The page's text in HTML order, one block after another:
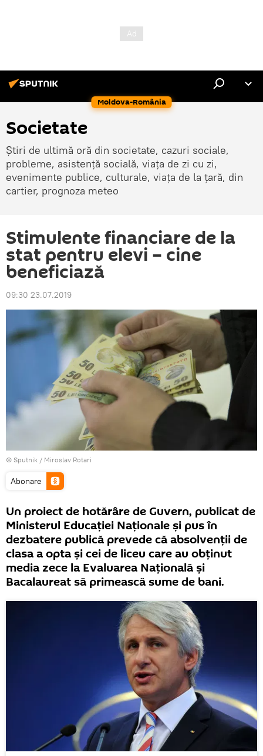
Moldova-România
Societate
Știri de ultimă oră din societate, cazuri sociale,
probleme, asistență socială, viața de zi cu zi,
evenimente publice, culturale, viața de la țară, din
cartier, prognoza meteo
Stimulente financiare de la
stat pentru elevi – cine
beneficiază
09:30 23.07.2019
© Sputnik / Miroslav Rotari
Abonare
Un proiect de hotărâre de Guvern, publicat de
Ministerul Educației Naționale și pus în
dezbatere publică prevede că absolvenții de
clasa a opta și cei de liceu care au obținut
media zece la Evaluarea Națională și
Bacalaureat să primească sume de bani.